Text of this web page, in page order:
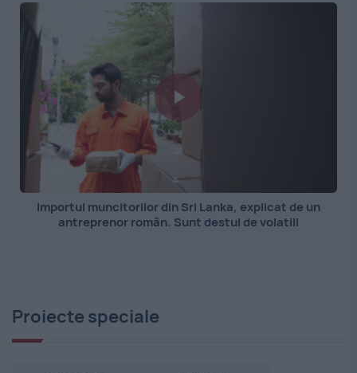
Importul muncitorilor din Sri Lanka, explicat de un
antreprenor român. Sunt destul de volatili
Proiecte speciale